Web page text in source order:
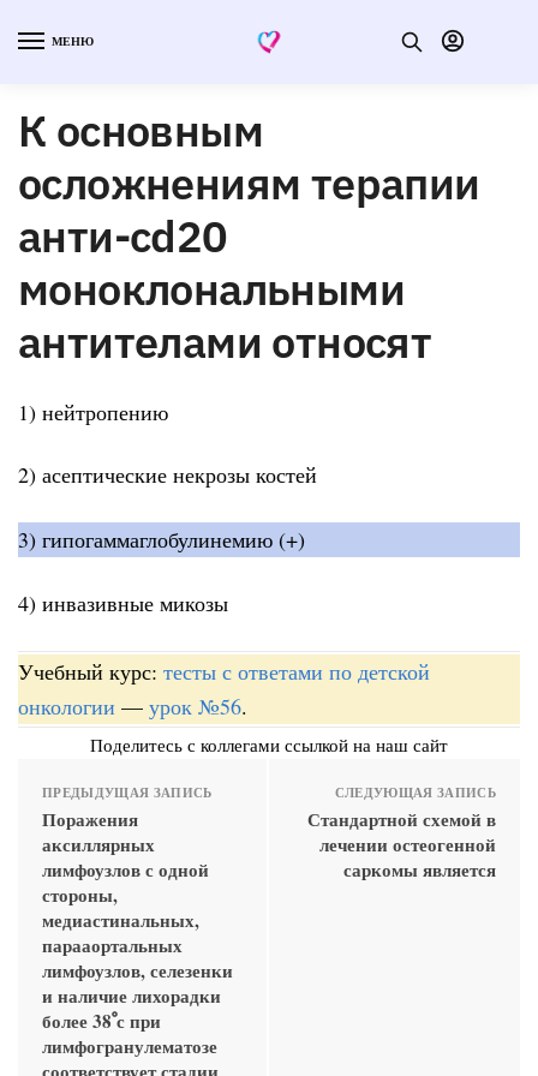
МЕНЮ
К основным
осложнениям терапии
анти-cd20
моноклональными
антителами относят
1) нейтропению
2) асептические некрозы костей
3) гипогаммаглобулинемию (+)
4) инвазивные микозы
Учебный курс: тесты с ответами по детской
онкологии — урок №56.
Поделитесь с коллегами ссылкой на наш сайт
ПРЕДЫДУЩАЯ ЗАПИСЬ
Поражения
аксиллярных
лимфоузлов с одной
стороны,
медиастинальных,
парааортальных
лимфоузлов, селезенки
и наличие лихорадки
более 38ﹾс при
лимфогранулематозе
СЛЕДУЮЩАЯ ЗАПИСЬ
Стандартной схемой в
лечении остеогенной
саркомы является